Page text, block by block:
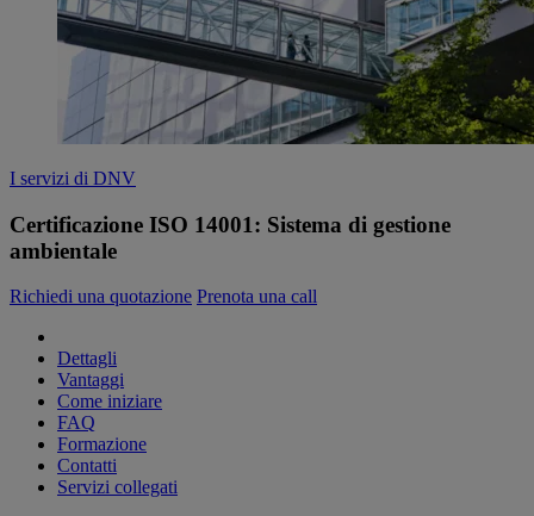
I servizi di DNV
Certificazione ISO 14001: Sistema di gestione
ambientale
Richiedi una quotazione Prenota una call
Dettagli
Vantaggi
Come iniziare
FAQ
Formazione
Contatti
Servizi collegati